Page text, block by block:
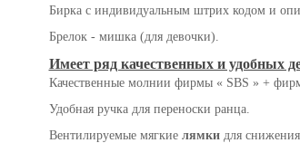
Бирка с индивидуальным штрих кодом и
Брелок - мишка (для девочки).
Имеет ряд качественных и удобных
Качественные молнии фирмы « SBS » +
Удобная ручка для переноски ранца.
Вентилируемые мягкие лямкидля снижения